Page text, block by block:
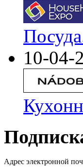
10-04-
Адрес электронной